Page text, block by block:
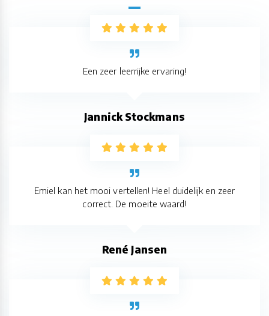
Jannick Stockmans
Een zeer leerrijke ervaring!
René Jansen
Emiel kan het mooi vertellen! Heel duidelijk en zeer
correct. De moeite waard!